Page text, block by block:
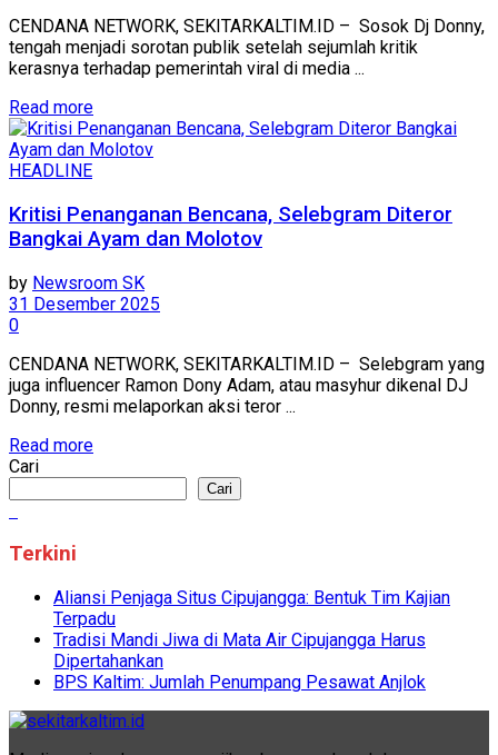
CENDANA NETWORK, SEKITARKALTIM.ID – Sosok Dj Donny,
tengah menjadi sorotan publik setelah sejumlah kritik
kerasnya terhadap pemerintah viral di media ...
Read more
HEADLINE
Kritisi Penanganan Bencana, Selebgram Diteror
Bangkai Ayam dan Molotov
by Newsroom SK
31 Desember 2025
0
CENDANA NETWORK, SEKITARKALTIM.ID – Selebgram yang
juga influencer Ramon Dony Adam, atau masyhur dikenal DJ
Donny, resmi melaporkan aksi teror ...
Read more
Cari
Cari
Terkini
Aliansi Penjaga Situs Cipujangga: Bentuk Tim Kajian
Terpadu
Tradisi Mandi Jiwa di Mata Air Cipujangga Harus
Dipertahankan
BPS Kaltim: Jumlah Penumpang Pesawat Anjlok